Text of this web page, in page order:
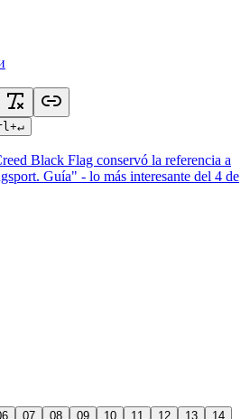
+↵
Black Flag conservó la referencia a
Guía" - lo más interesante del 4 de
07 08 09 10 11 12 13 14